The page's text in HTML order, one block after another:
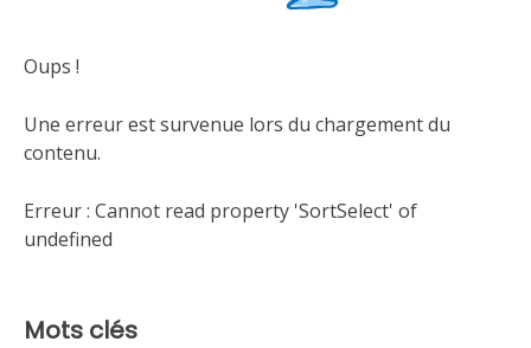
Oups !
Une erreur est survenue lors du chargement du
contenu.
Erreur : Cannot read property 'SortSelect' of
undefined
Mots clés